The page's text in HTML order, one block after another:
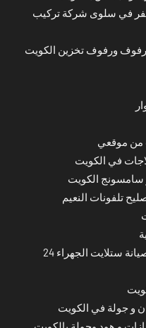
في سلوى شركة تركيب
ورفوف تخزين الكويت
من موقعي
في الكويت
سامسونج الكويت
تلفونات النعيم
فني تصليح ستلايت الجهراء فني صيانة ستلايت الجهراء 24
و جولة في الكويت